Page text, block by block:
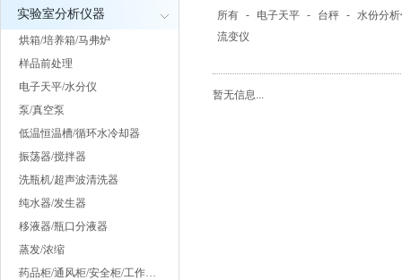
实验室分析仪器
烘箱/培养箱/马弗炉
样品前处理
电子天平/水分仪
泵/真空泵
低温恒温槽/循环水冷却器
振荡器/搅拌器
洗瓶机/超声波清洗器
纯水器/发生器
移液器/瓶口分液器
蒸发/浓缩
药品柜/通风柜/安全柜/工作…
所有 - 电子天平 - 台秤 - 水份分
流变仪
暂无信息...